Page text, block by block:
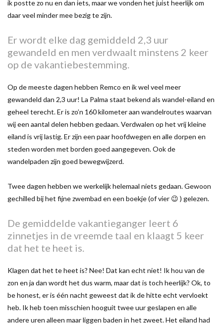
ik postte zo nu en dan iets, maar we vonden het juist heerlijk om
daar veel minder mee bezig te zijn.
Er wordt elke dag gemiddeld 2,3 uur
gewandeld en men verdwaalt minstens 2 keer
op de vakantiebestemming.
Op de meeste dagen hebben Remco en ik wel veel meer
gewandeld dan 2,3 uur! La Palma staat bekend als wandel-eiland en
geheel terecht. Er is zo’n 160 kilometer aan wandelroutes waarvan
wij een aantal delen hebben gedaan. Verdwalen op het vrij kleine
eiland is vrij lastig. Er zijn een paar hoofdwegen en alle dorpen en
steden worden met borden goed aangegeven. Ook de
wandelpaden zijn goed bewegwijzerd.
Twee dagen hebben we werkelijk helemaal niets gedaan. Gewoon
gechilled bij het fijne zwembad en een boekje (of vier 😉 ) gelezen.
De gemiddelde vakantieganger leert 6
zinnetjes in de vreemde taal en klaagt 5 keer
dat het te heet is.
Klagen dat het te heet is? Nee! Dat kan echt niet! Ik hou van de
zon en ja dan wordt het dus warm, maar dat is toch heerlijk? Ok, to
be honest, er is één nacht geweest dat ik de hitte echt vervloekt
heb. Ik heb toen misschien hooguit twee uur geslapen en alle
andere uren alleen maar liggen baden in het zweet. Het eiland had